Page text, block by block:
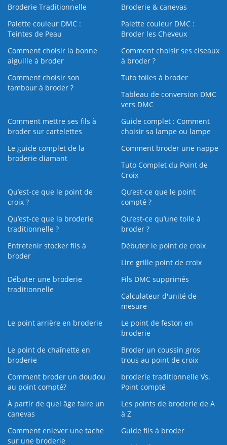
Broderie Traditionnelle
Broderie & canevas
Palette couleur DMC :
Teintes de Peau
Palette couleur DMC :
Broder les Cheveux
Comment choisir la bonne
aiguille à broder
Comment choisir ses ciseaux
à broder ?
Comment choisir son
tambour à broder ?
Tuto toiles à broder
Tableau de conversion DMC
vers DMC
Comment mettre ses fils à
broder sur cartelettes
Guide complet : Comment
choisir sa lampe ou lampe
Le guide complet de la
broderie diamant
Comment broder une nappe
Tuto Complet du Point de
Croix
Qu’est-ce que le point de
croix ?
Qu’est-ce que le point
compté ?
Qu’est-ce que la broderie
traditionnelle ?
Qu’est‑ce qu’une toile à
broder ?
Entretenir stocker fils à
broder
Débuter le point de croix
Lire grille point de croix
Débuter une broderie
traditionnelle
Fils DMC supprimés
Calculateur d'unité de
mesure
Le point arrière en broderie
Le point de feston en
broderie
Le point de chaînette en
broderie
Broder un coussin gros
trous au point de croix
Comment broder un doudou
au point compté?
broderie traditionnelle Vs.
Point compté
À partir de quel âge faire un
canevas
Les points de broderie de A
à Z
Comment enlever une tache
sur une broderie
Guide fils à broder